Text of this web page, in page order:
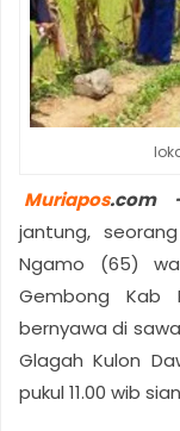
Muriapos.com
jantung,
Ngamo (65)
Gembong
bernyawa di
Glagah Kulon
pukul 11.00 wib